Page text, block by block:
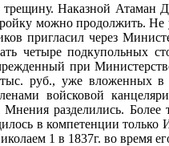
Наказной
можно продолжить.
пригласил через
четыре
при
руб., уже вложенных в
войсковой
разделились. Более
в компетенции
1 в 1837г. во время